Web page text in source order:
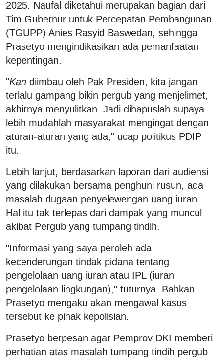
2025. Naufal diketahui merupakan bagian dari
Tim Gubernur untuk Percepatan Pembangunan
(TGUPP) Anies Rasyid Baswedan, sehingga
Prasetyo mengindikasikan ada pemanfaatan
kepentingan.
"Kan diimbau oleh Pak Presiden, kita jangan
terlalu gampang bikin pergub yang menjelimet,
akhirnya menyulitkan. Jadi dihapuslah supaya
lebih mudahlah masyarakat mengingat dengan
aturan-aturan yang ada," ucap politikus PDIP
itu.
Lebih lanjut, berdasarkan laporan dari audiensi
yang dilakukan bersama penghuni rusun, ada
masalah dugaan penyelewengan uang iuran.
Hal itu tak terlepas dari dampak yang muncul
akibat Pergub yang tumpang tindih.
"Informasi yang saya peroleh ada
kecenderungan tindak pidana tentang
pengelolaan uang iuran atau IPL (iuran
pengelolaan lingkungan)," tuturnya. Bahkan
Prasetyo mengaku akan mengawal kasus
tersebut ke pihak kepolisian.
Prasetyo berpesan agar Pemprov DKI memberi
perhatian atas masalah tumpang tindih pergub